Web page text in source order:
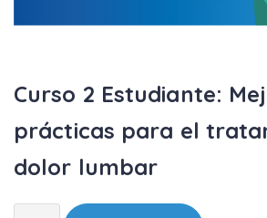
Curso 2 Estudiante:
prácticas para el
dolor lumbar